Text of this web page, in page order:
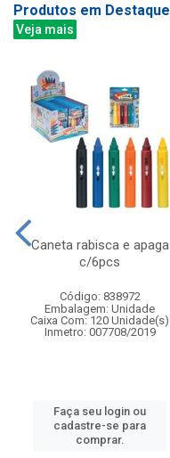
Produtos em Destaque
Veja mais
Caneta rabisca e apaga
c/6pcs
Código: 838972
Embalagem: Unidade
Caixa Com: 120 Unidade(s)
Inmetro: 007708/2019
Faça seu login ou
cadastre-se para
comprar.